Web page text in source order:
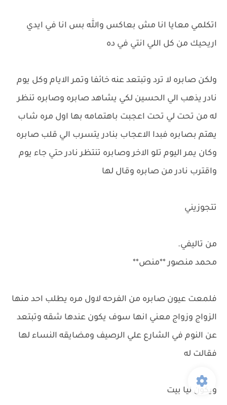
اتكلمي معايا انا مش بعاكس والله بس انا في ايدي
اريحيك من كل اللي انتي في ده
ولكن صابره لا ترد وتبتعد عنه خائفا وتمر الايام وكل يوم
نادر يذهب الي الحسين لكي يشاهد صابره وصابره تنظر
له من تحت لي تحت اعجبت باهتمامه بها اول مره شاب
يهتم بصابره فبدا الاعجاب بنادر يتسرب الي قلب صابره
وكان يمر اليوم تلو الاخر وصابره تنتظر نادر حتي جاء يوم
واقترب نادر من صابره وقال لها
تتجوزيني
من تاليفي.
محمد منصور **منص**
فلمعت عيون صابره من الفرحه لاول مره يطلب احد منها
الزواج وزواج معني انها سوف يكون عندها شقه وتبتعد
عن النوم في الشارع علي الرصيف ومضايقه النساء لها
فقالت له
ويكون ليا بيت